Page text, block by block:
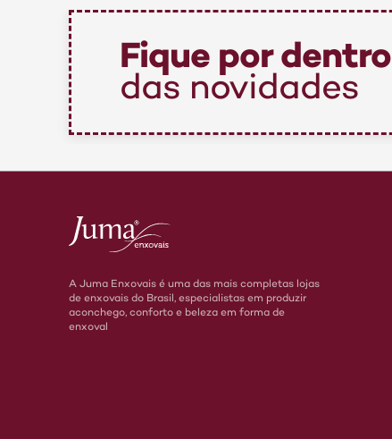
Fique por dentro
das novidades
A Juma Enxovais é uma das mais completas lojas
de enxovais do Brasil, especialistas em produzir
aconchego, conforto e beleza em forma de
enxoval